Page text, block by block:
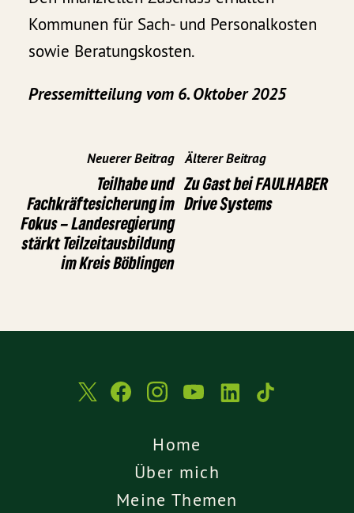
Kommunen für Sach- und Personalkosten
sowie Beratungskosten.
Pressemitteilung vom 6. Oktober 2025
Neuerer Beitrag
Teilhabe und
Fachkräftesicherung im
Fokus – Landesregierung
stärkt Teilzeitausbildung
im Kreis Böblingen
Älterer Beitrag
Zu Gast bei FAULHABER
Drive Systems
Home
Über mich
Meine Themen